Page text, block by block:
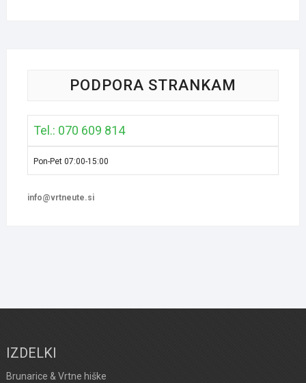
PODPORA STRANKAM
Tel.: 070 609 814
Pon-Pet 07:00-15:00
info@vrtneute.si
IZDELKI
Brunarice & Vrtne hiške